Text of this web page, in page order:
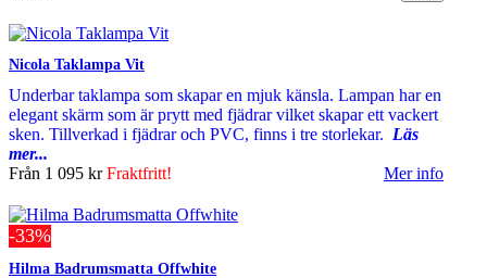
Nicola Taklampa Vit
Underbar taklampa som skapar en mjuk känsla. Lampan har en
elegant skärm som är prytt med fjädrar vilket skapar ett vackert
sken. Tillverkad i fjädrar och PVC, finns i tre storlekar. Läs
mer...
Från 1 095 krFraktfritt! Mer info
-33%
Hilma Badrumsmatta Offwhite